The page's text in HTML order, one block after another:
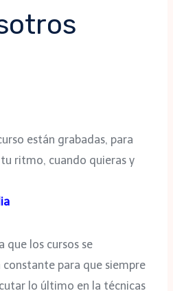
están grabadas, para
ritmo, cuando quieras y
que los cursos se
para que siempre
lo último en la técnicas